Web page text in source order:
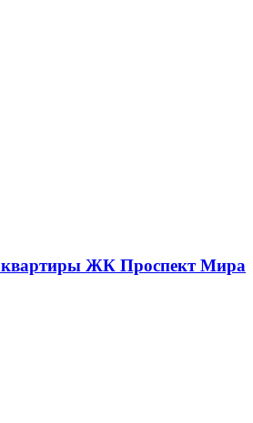
квартиры ЖК Проспект Мира